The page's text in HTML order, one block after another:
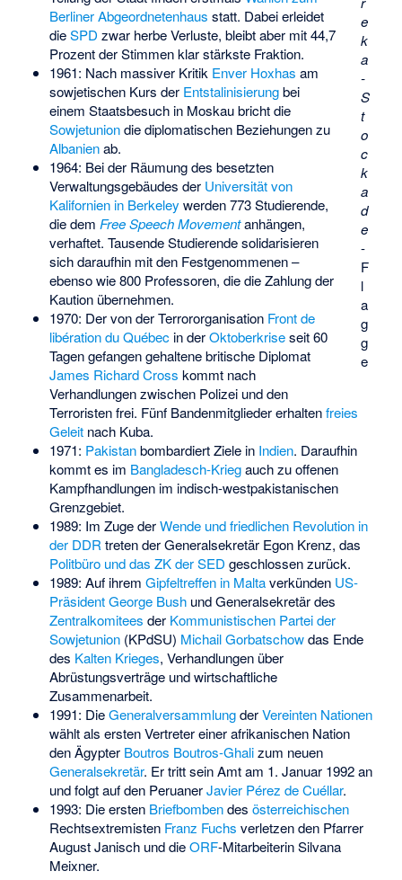
e
k
a
-
S
t
o
c
k
a
d
e
-
F
l
a
g
g
e
Berliner Abgeordnetenhaus statt. Dabei erleidet
dieSPD zwar herbe Verluste, bleibt aber mit 44,7
Prozent der Stimmen klar stärkste Fraktion.
1961: Nach massiver Kritik Enver Hoxhas am
sowjetischen Kurs der Entstalinisierungbei
einem Staatsbesuch in Moskau bricht die
Sowjetuniondie diplomatischen Beziehungen zu
Albanienab.
1964: Bei der Räumung des besetzten
Verwaltungsgebäudes der Universität von
Kalifornien in Berkeley werden 773 Studierende,
die dem Free Speech Movementanhängen,
verhaftet. Tausende Studierende solidarisieren
sich daraufhin mit den Festgenommenen –
ebenso wie 800 Professoren, die die Zahlung der
Kaution übernehmen.
1970: Der von der Terrororganisation Front de
libération du Québecin derOktoberkriseseit 60
Tagen gefangen gehaltene britische Diplomat
James Richard Cross kommt nach
Verhandlungen zwischen Polizei und den
Terroristen frei. Fünf Bandenmitglieder erhaltenfreies
Geleitnach Kuba.
1971: Pakistanbombardiert Ziele in Indien. Daraufhin
kommt es im Bangladesch-Kriegauch zu offenen
Kampfhandlungen im indisch-westpakistanischen
Grenzgebiet.
1989: Im Zuge derWende und friedlichen Revolution in
der DDR treten der Generalsekretär Egon Krenz, das
Politbüro und das ZK der SED geschlossen zurück.
1989: Auf ihrem Gipfeltreffen in Maltaverkünden US-
Präsident George Bushund Generalsekretär des
Zentralkomitees der Kommunistischen Partei der
Sowjetunion(KPdSU) Michail Gorbatschowdas Ende
des Kalten Krieges, Verhandlungen über
Abrüstungsverträge und wirtschaftliche
Zusammenarbeit.
1991: DieGeneralversammlungderVereinten Nationen
wählt als ersten Vertreter einer afrikanischen Nation
den Ägypter Boutros Boutros-Ghalizum neuen
Generalsekretär. Er tritt sein Amt am 1. Januar 1992 an
und folgt auf den PeruanerJavier Pérez de Cuéllar.
1993: Die ersten Briefbombendes österreichischen
Rechtsextremisten Franz Fuchs verletzen den Pfarrer
August Janischund dieORF-MitarbeiterinSilvana
Meixner.